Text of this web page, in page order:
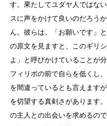
す。果たしてユダヤ人ではな
スに声をかけて良いのだろう
ん。彼らは、「お願いです」
の原文を見ますと、このギリ
よ」と呼びかけていることが
フィリポの前で自らを低くし
を間違っているとも言えます
を切望する真剣さがあります
の主人との出会いを求めるので